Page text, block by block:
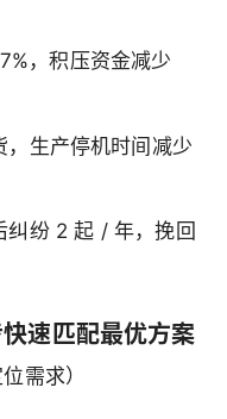
，积压资金减少
，生产停机时间减少
纠纷 2 起 / 年，挽回
速匹配最优方案
需求）